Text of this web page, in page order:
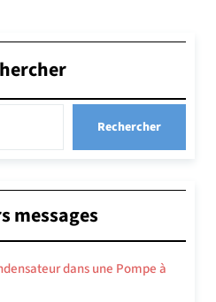
Rechercher
messages
dans une Pompe à